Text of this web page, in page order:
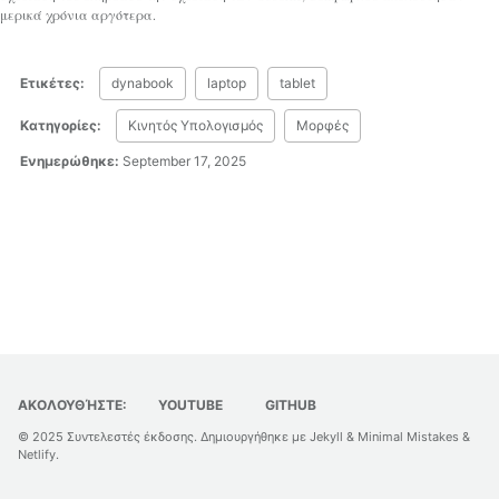
μερικά χρόνια αργότερα.
Ετικέτες: dynabook laptop tablet
Κατηγορίες: Κινητός Υπολογισμός Μορφές
Ενημερώθηκε: September 17, 2025
ΑΚΟΛΟΥΘΉΣΤΕ: YOUTUBE GITHUB
© 2025 Συντελεστές έκδοσης. Δημιουργήθηκε με Jekyll & Minimal Mistakes &
Netlify.